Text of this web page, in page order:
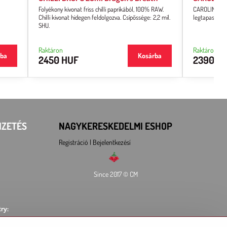
Folyékony kivonat friss chilli paprikából, 100% RAW.
Chilli kivonat hidegen feldolgozva. Csípőssége: 2,2 mil.
SHU.
Raktáron
2450 HUF Kosárba
CAROLINA
Raktáron
2390
NAGYKERESKEDELMI ESHOP
Registráció l Bejelentkezésí
Since 2017 © CM